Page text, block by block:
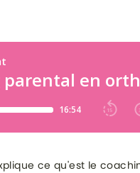
ce qu'est le